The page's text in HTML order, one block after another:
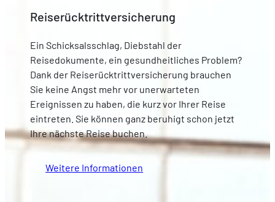
Reiserücktrittversicherung
Ein Schicksalsschlag, Diebstahl der
Reisedokumente, ein gesundheitliches Problem?
Dank der Reiserücktrittversicherung brauchen
Sie keine Angst mehr vor unerwarteten
Ereignissen zu haben, die kurz vor Ihrer Reise
eintreten. Sie können ganz beruhigt schon jetzt
Ihre nächste Reise buchen.
Weitere Informationen